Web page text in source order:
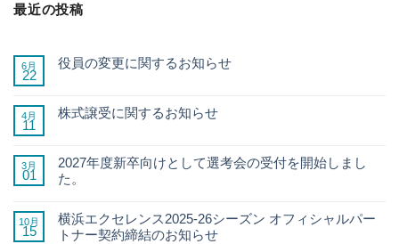
最近の投稿
22
6月 役員の変更に関するお知らせ
11
4月 株式譲受に関するお知らせ
01
3月
2027年度新卒向けとして選考会の受付を開始しまし
た。
15
10月
横浜エクセレンス2025-26シーズン オフィシャルパー
トナー契約締結のお知らせ